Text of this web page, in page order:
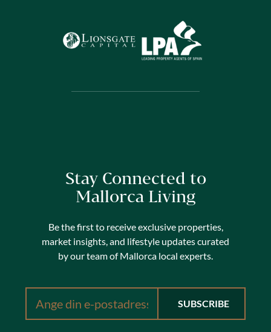
Stay Connected to
Mallorca Living
Be the first to receive exclusive properties,
market insights, and lifestyle updates curated
by our team of Mallorca local experts.